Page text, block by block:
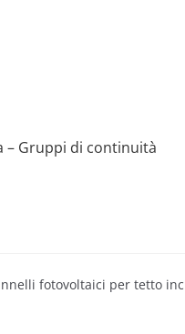
Gruppi di continuità
Shop fotovoltaici per tetto